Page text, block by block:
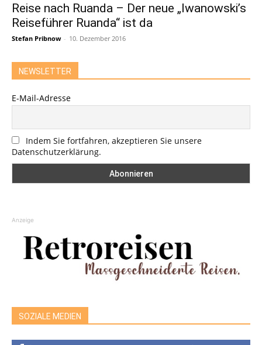
Reise nach Ruanda – Der neue „Iwanowski’s
Reiseführer Ruanda“ ist da
Stefan Pribnow - 10. Dezember 2016
NEWSLETTER
E-Mail-Adresse
Indem Sie fortfahren, akzeptieren Sie unsere
Datenschutzerklärung.
Anzeige
SOZIALE MEDIEN